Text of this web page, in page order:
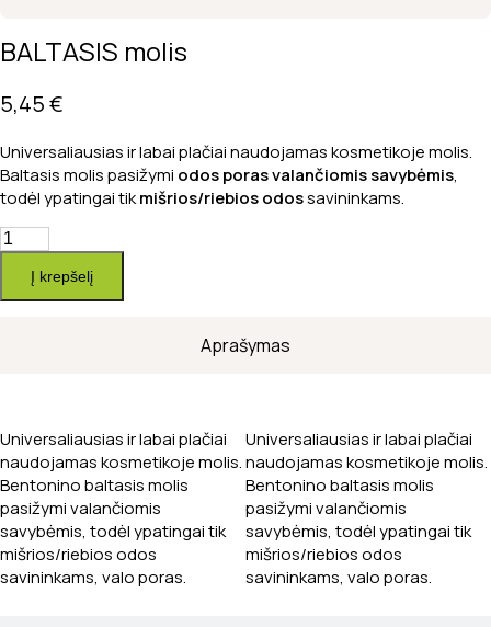
BALTASIS molis
5,45€
Universaliausias ir labai plačiai naudojamas kosmetikoje molis.
Baltasis molis pasižymi odos poras valančiomis savybėmis,
todėl ypatingai tikmišrios/riebios odossavininkams.
produkto
kiekis:
BALTASIS
molis
Į krepšelį
Aprašymas
Universaliausias ir labai plačiai
naudojamas kosmetikoje molis.
Bentonino baltasis molis
pasižymi valančiomis
savybėmis, todėl ypatingai tik
mišrios/riebios odos
savininkams, valo poras.
Universaliausias ir labai plačiai
naudojamas kosmetikoje molis.
Bentonino baltasis molis
pasižymi valančiomis
savybėmis, todėl ypatingai tik
mišrios/riebios odos
savininkams, valo poras.